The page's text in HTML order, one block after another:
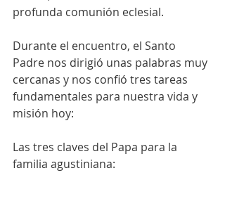
profunda comunión eclesial.
Durante el encuentro, el Santo
Padre nos dirigió unas palabras muy
cercanas y nos confió tres tareas
fundamentales para nuestra vida y
misión hoy:
Las tres claves del Papa para la
familia agustiniana: